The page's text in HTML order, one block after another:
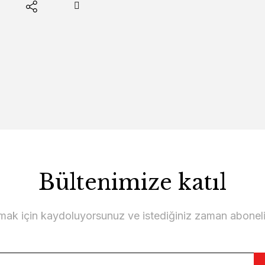
Bültenimize katıl
için kaydoluyorsunuz ve istediğiniz zaman